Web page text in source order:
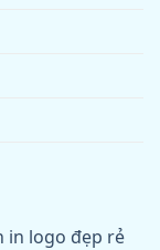
in logo đẹp rẻ